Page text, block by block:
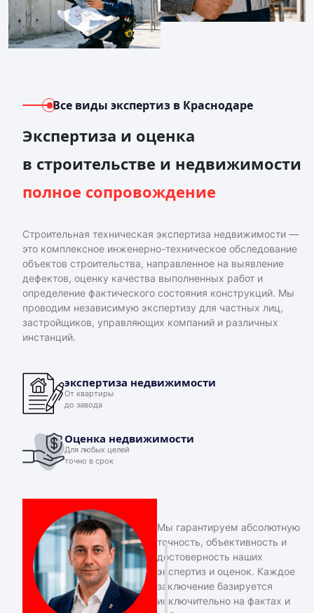
Все виды экспертиз в Краснодаре
Экспертиза и оценка
в строительстве и недвижимости
полное сопровождение
Строительная техническая экспертиза недвижимости —
это комплексное инженерно-техническое обследование
объектов строительства, направленное на выявление
дефектов, оценку качества выполненных работ и
определение фактического состояния конструкций. Мы
проводим независимую экспертизу для частных лиц,
застройщиков, управляющих компаний и различных
инстанций.
экспертиза недвижимости
От квартиры
до завода
Оценка недвижимости
Для любых целей
точно в срок
Мы гарантируем абсолютную
точность, объективность и
достоверность наших
экспертиз и оценок. Каждое
заключение базируется
исключительно на фактах и